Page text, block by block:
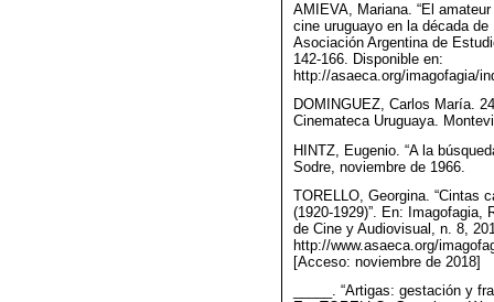
AMIEVA, Mariana. “El
cine uruguayo en la década
Asociación Argentina de
142-166. Disponible en:
http://asaeca.org/imagofagia/
DOMINGUEZ, Carlos María.
Cinemateca Uruguaya.
HINTZ, Eugenio. “A la
Sodre, noviembre de 1966.
TORELLO, Georgina. “Cintas
(1920-1929)”. En: Imagofagia,
de Cine y Audiovisual, n. 8,
http://www.asaeca.org/
[Acceso: noviembre de 2018]
_____. “Artigas: gestación y